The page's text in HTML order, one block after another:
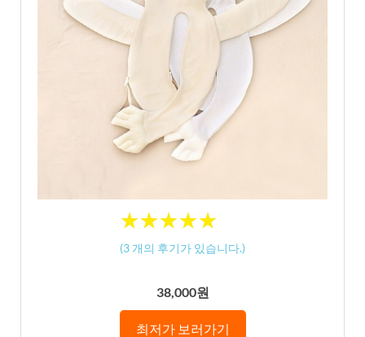
★★★★★
★★★★★
(3 개의 후기가 있습니다.)
38,000원
최저가 보러가기